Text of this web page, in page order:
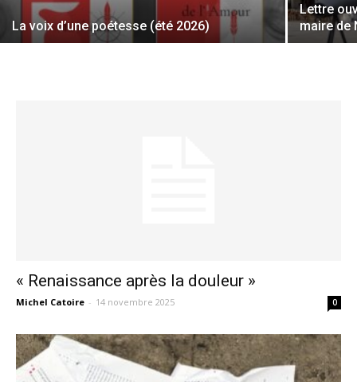
La voix d’une poétesse (été 2026)
Lettre
maire de
« Renaissance après la douleur »
Michel Catoire - 14 novembre 2025 0